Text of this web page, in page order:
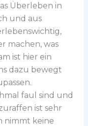
Überleben in
und aus
machen, was
ist hier ein
dazu bewegt
faul sind und
ist sehr
nimmt keine